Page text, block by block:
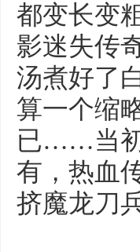
都变长变
影迷失传
汤煮好了
算一个缩
已……当初
有，热血
挤魔龙刀